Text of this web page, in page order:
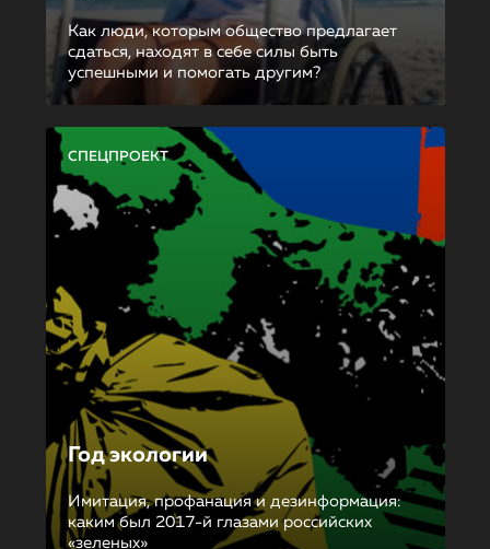
Как люди, которым общество предлагает
сдаться, находят в себе силы быть
успешными и помогать другим?
СПЕЦПРОЕКТ
Год экологии
Имитация, профанация и дезинформация:
каким был 2017-й глазами российских
«зеленых»